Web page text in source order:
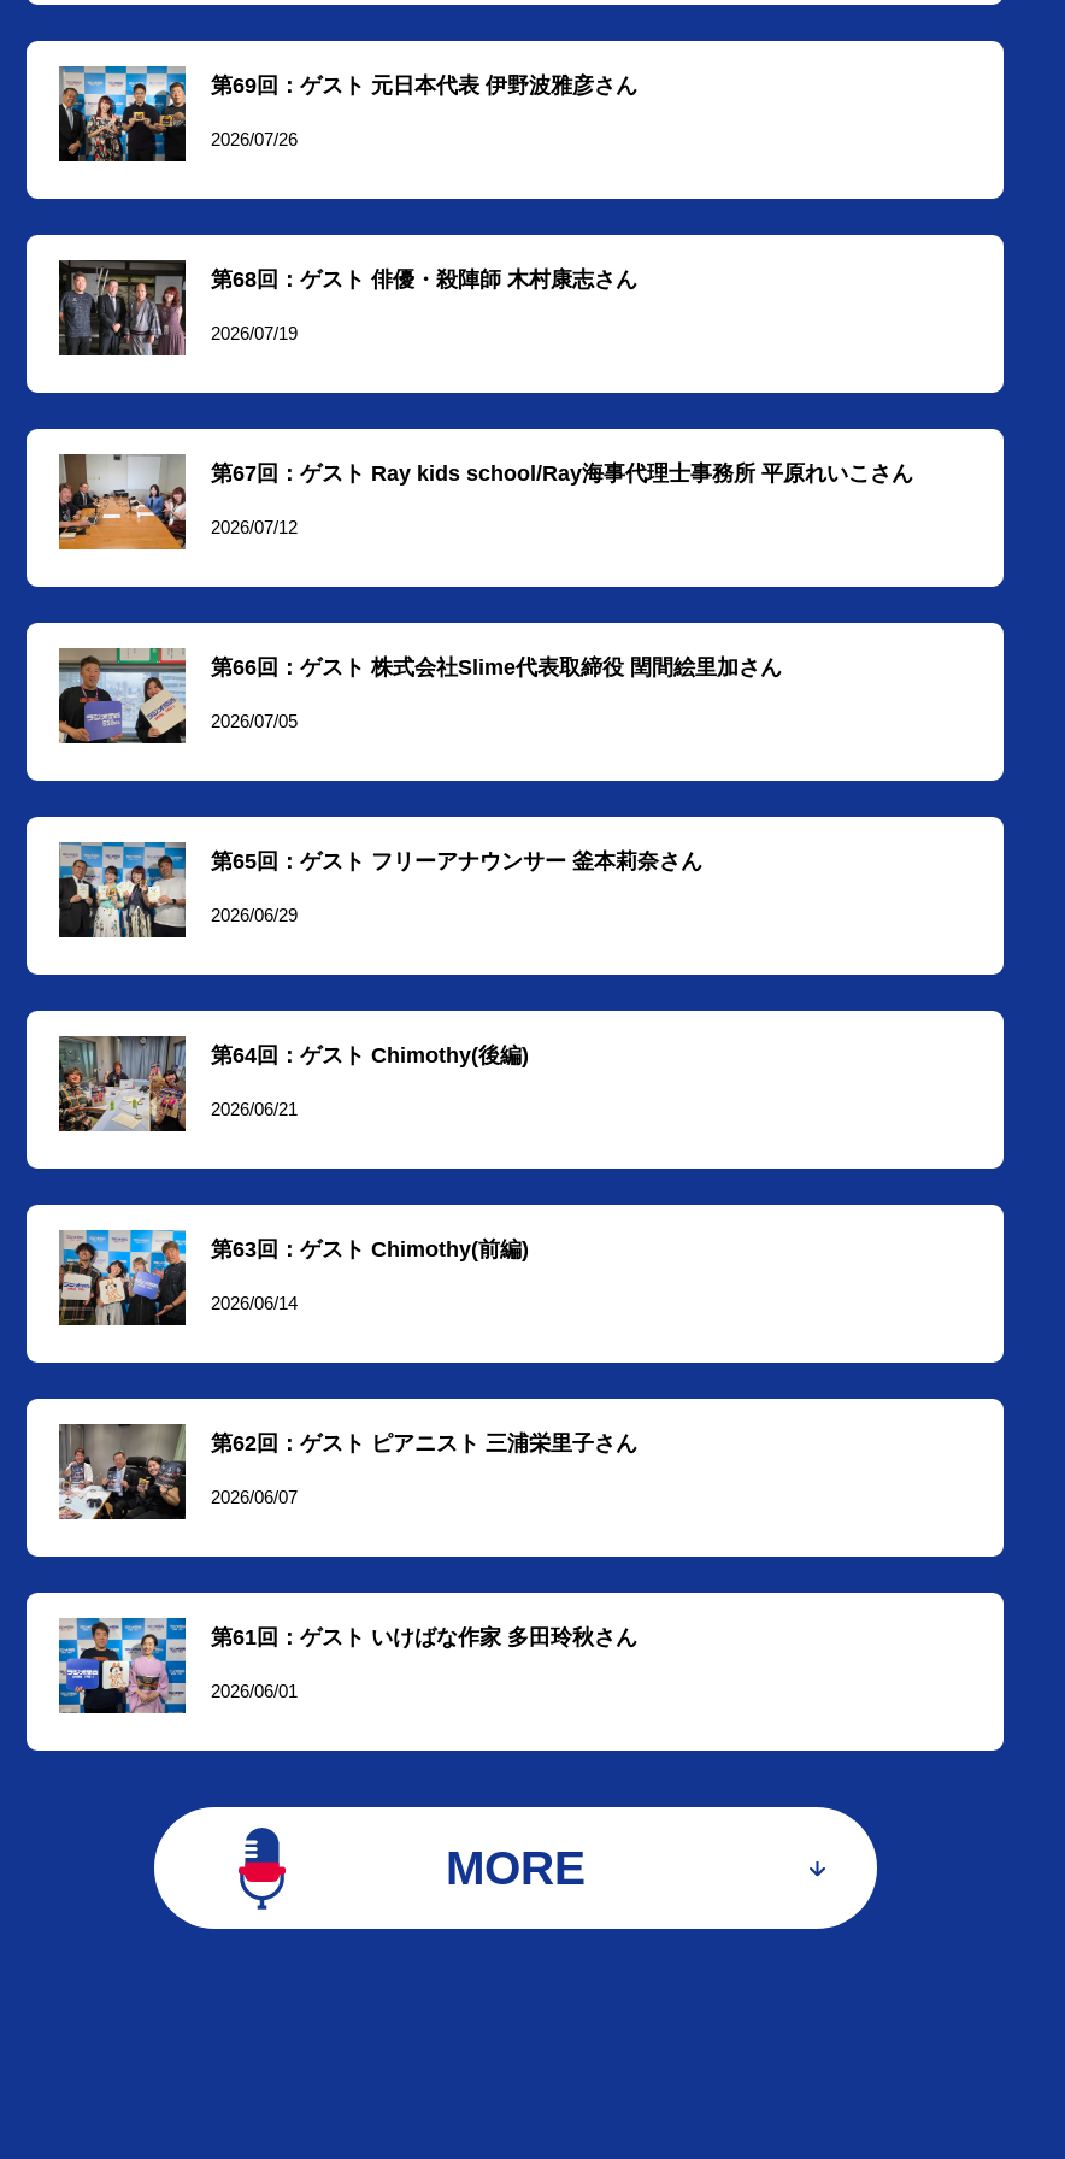
第69回：ゲスト 元日本代表 伊野波雅彦さん
2026/07/26
第68回：ゲスト 俳優・殺陣師 木村康志さん
2026/07/19
第67回：ゲスト Ray kids school/Ray海事代理士事務所 平原れいこさん
2026/07/12
第66回：ゲスト 株式会社Slime代表取締役 閏間絵里加さん
2026/07/05
第65回：ゲスト フリーアナウンサー 釜本莉奈さん
2026/06/29
第64回：ゲスト Chimothy(後編)
2026/06/21
第63回：ゲスト Chimothy(前編)
2026/06/14
第62回：ゲスト ピアニスト 三浦栄里子さん
2026/06/07
第61回：ゲスト いけばな作家 多田玲秋さん
2026/06/01
MORE